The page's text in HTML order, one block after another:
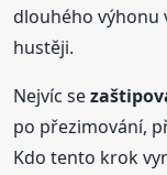
dlouhého výhonu
hustěji.
Nejvíc se
po přezimování,
Kdo tento krok